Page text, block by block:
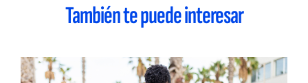
También te puede interesar